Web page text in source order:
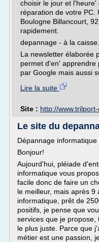
choisir le jour et
réparation de votre PC.
Boulogne Billancourt,
rapidement.
depannage - à la caisse.
La newsletter élaborée
permet d'en' apprendre
par Google mais aussi
Lire la suite
Site : http://
Le site du
Dépannage
Bonjour!
Aujourd'hui, pléiade
informatique vous
facile donc de faire un
le meilleur, mais après
informatique, prêt de
positifs, je pense que
services que je
le plus juste. Parce que
métier est une passion,